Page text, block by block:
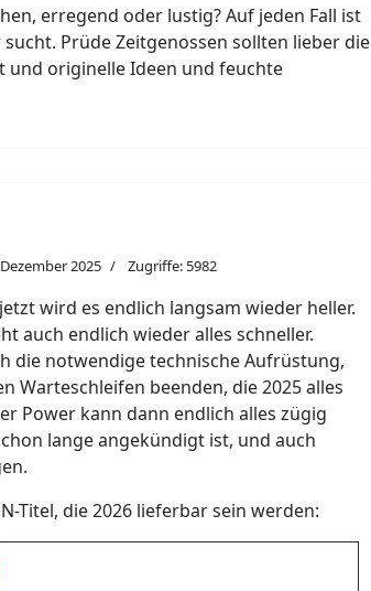
erregend oder lustig? Auf jeden Fall ist
Prüde Zeitgenossen sollten lieber die
und originelle Ideen und feuchte
2025 Zugriffe: 5982
wird es endlich langsam wieder heller.
auch endlich wieder alles schneller.
die notwendige technische Aufrüstung,
Warteschleifen beenden, die 2025 alles
Power kann dann endlich alles zügig
lange angekündigt ist, und auch
Titel, die 2026 lieferbar sein werden: